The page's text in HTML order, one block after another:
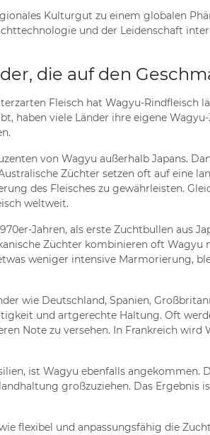
Kulturgut zu einem globalen
und der Leidenschaft
die auf den
Fleisch hat Wagyu-Rindfleisch
haben viele Länder ihre eigene
von Wagyu außerhalb Japans.
Züchter setzen oft auf eine
des Fleisches zu gewährleisten.
weltweit.
Jahren, als erste Zuchtbullen aus
Züchter kombinieren oft Wagyu
weniger intensive Marmorierung,
wie Deutschland, Spanien,
und artgerechte Haltung. Oft
Note zu versehen. In Frankreich
ist Wagyu ebenfalls
großzuziehen. Das Ergebnis
flexibel und anpassungsfähig die